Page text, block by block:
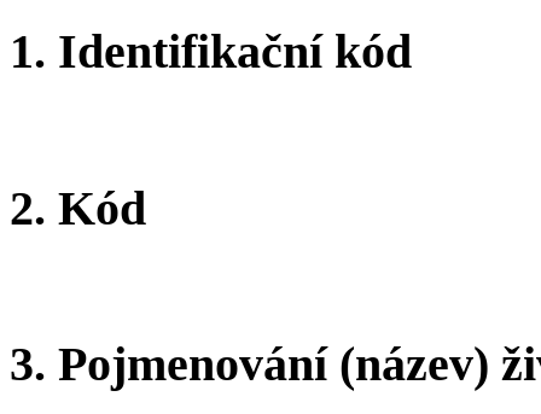
1. Identifikační kód
2. Kód
3. Pojmenování (název)